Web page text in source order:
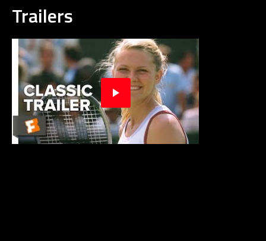
Trailers